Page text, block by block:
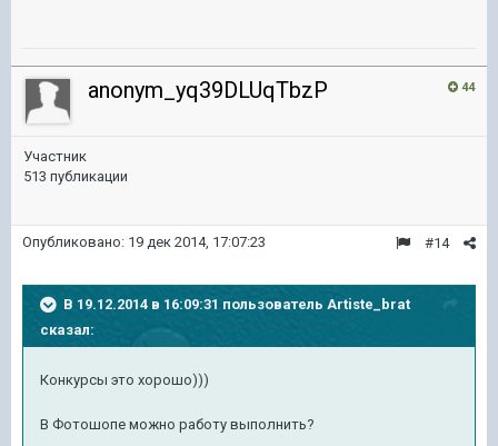
44
anonym_yq39DLUqTbzP
Участник
513 публикации
#14
Опубликовано: 19 дек 2014, 17:07:23
В 19.12.2014 в 16:09:31 пользователь Artiste_brat
сказал:
Конкурсы это хорошо)))
В Фотошопе можно работу выполнить?